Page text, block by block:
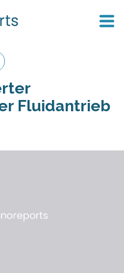
Fluidantrieb